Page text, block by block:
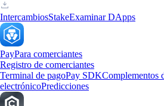
IntercambiosStakeExaminar DApps
PayPara comerciantes
Registro de comerciantes
Terminal de pagoPay SDKComplementos
electrónicoPredicciones